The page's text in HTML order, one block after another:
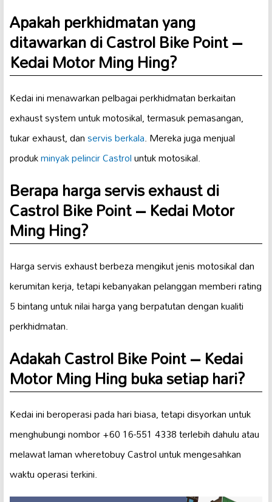
Apakah perkhidmatan yang
ditawarkan di Castrol Bike Point –
Kedai Motor Ming Hing?
Kedai ini menawarkan pelbagai perkhidmatan berkaitan
exhaust system untuk motosikal, termasuk pemasangan,
tukar exhaust, danservis berkala. Mereka juga menjual
produkminyak pelincir Castroluntuk motosikal.
Berapa harga servis exhaust di
Castrol Bike Point – Kedai Motor
Ming Hing?
Harga servis exhaust berbeza mengikut jenis motosikal dan
kerumitan kerja, tetapi kebanyakan pelanggan memberi rating
5 bintang untuk nilai harga yang berpatutan dengan kualiti
perkhidmatan.
Adakah Castrol Bike Point – Kedai
Motor Ming Hing buka setiap hari?
Kedai ini beroperasi pada hari biasa, tetapi disyorkan untuk
menghubungi nombor +60 16-551 4338 terlebih dahulu atau
melawat laman wheretobuy Castrol untuk mengesahkan
waktu operasi terkini.